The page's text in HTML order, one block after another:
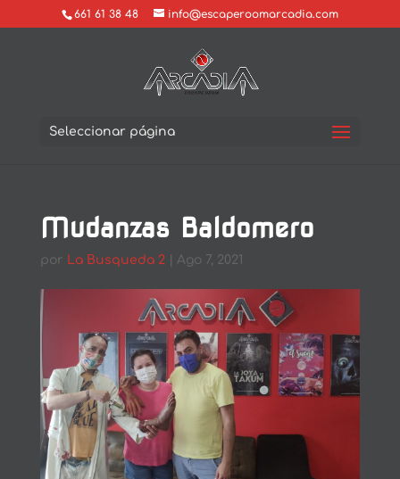
661 61 38 48 info@escaperoomarcadia.com
Seleccionar página
Mudanzas Baldomero
por La Busqueda 2| Ago 7, 2021